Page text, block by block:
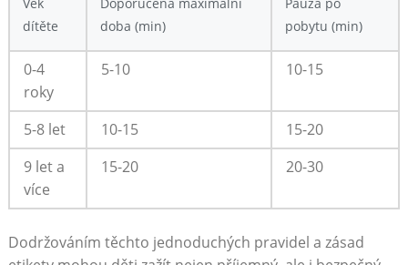
dítěte
⁣doba (min)
pobytu (min)
0-4
roky
5-10 10-15
5-8 let 10-15
15-20
9 let a
více
15-20 20-30
Dodržováním ‌těchto jednoduchých⁣ pravidel ‍a zásad